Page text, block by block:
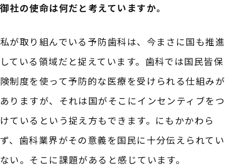
御社の使命は何だと考えていますか。
私が取り組んでいる予防歯科は、今まさに国も推進
している領域だと捉えています。歯科では国民皆保
険制度を使って予防的な医療を受けられる仕組みが
ありますが、それは国がそこにインセンティブをつ
けているという捉え方もできます。にもかかわら
ず、歯科業界がその意義を国民に十分伝えられてい
ない。そこに課題があると感じています。